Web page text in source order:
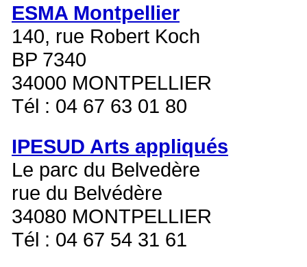
ESMA Montpellier
140, rue Robert Koch
BP 7340
34000 MONTPELLIER
Tél : 04 67 63 01 80
IPESUD Arts appliqués
Le parc du Belvedère
rue du Belvédère
34080 MONTPELLIER
Tél : 04 67 54 31 61